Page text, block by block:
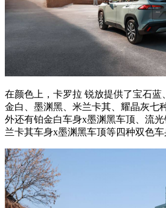
在颜色上，卡罗拉 锐放提供了宝石蓝
金白、墨渊黑、米兰卡其、耀晶灰七
外还有铂金白车身x墨渊黑车顶、流
兰卡其车身x墨渊黑车顶等四种双色车